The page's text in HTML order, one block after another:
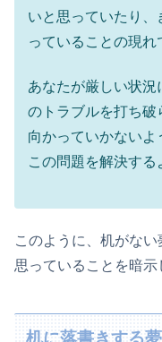
いと思っていたり
っていることの現れ
あなたが厳しい状
のトラブルを打ち破
向かっていかないよ
この問題を解決する
このように、机がな
思っていることを暗示
机に落書きする